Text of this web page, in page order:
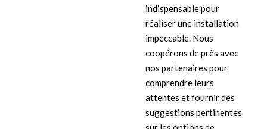
indispensable pour
réaliser une installation
impeccable. Nous
coopérons de près avec
nos partenaires pour
comprendre leurs
attentes et fournir des
suggestions pertinentes